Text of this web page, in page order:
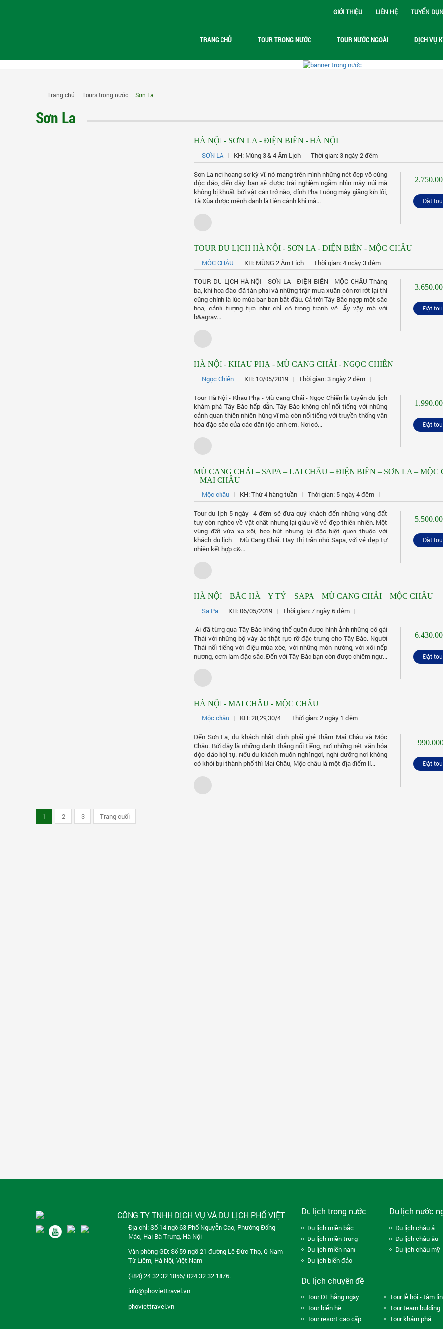
GIỚI THIỆU LIÊN HỆ TUYỂN
TRANG CHỦ TOUR TRONG NƯỚC TOUR NƯỚC NGOÀI DỊCH VỤ
Trang chủ Tours trong nước Sơn La
Sơn La
HÀ NỘI - SƠN LA - ĐIỆN BIÊN - HÀ NỘI
SƠN LA KH: Mùng 3 & 4 Âm Lịch Thời gian: 3 ngày 2 đêm
Sơn La nơi hoang sơ kỳ vĩ, nó mang trên mình những nét đẹp vô cùng
độc đáo, đến đây bạn sẽ được trải nghiệm ngắm nhìn mây núi mà
không bị khuất bởi vật cản trở nào, đỉnh Pha Luông mây giăng kín lối,
Tà Xùa được mênh danh là tiên cảnh khi mâ...
Đặt
TOUR DU LỊCH HÀ NỘI - SƠN LA - ĐIỆN BIÊN - MỘC CHÂU
MỘC CHÂU KH: MÙNG 2 Âm Lịch Thời gian: 4 ngày 3 đêm
TOUR DU LỊCH HÀ NỘI - SƠN LA - ĐIỆN BIÊN - MỘC CHÂU Tháng
ba, khi hoa đào đã tàn phai và những trận mưa xuân còn rơi rớt lại thì
cũng chính là lúc mùa ban ban bắt đầu. Cả trời Tây Bắc ngợp một sắc
hoa, cảnh tượng tựa như chỉ có trong tranh vẽ. Ấy vậy mà với
b&agrav...
Đặt
HÀ NỘI - KHAU PHẠ - MÙ CANG CHẢI - NGỌC CHIẾN
Ngọc Chiến KH: 10/05/2019 Thời gian: 3 ngày 2 đêm
Tour Hà Nội - Khau Phạ - Mù cang Chải - Ngọc Chiến là tuyến du lịch
khám phá Tây Bắc hấp dẫn. Tây Bắc không chỉ nổi tiếng với những
cảnh quan thiên nhiên hùng vĩ mà còn nổi tiếng với truyền thống văn
hóa đặc sắc của các dân tộc anh em. Nơi có...
Đặt
MÙ CANG CHẢI – SAPA – LAI CHÂU – ĐIỆN BIÊN – SƠN LA – MỘC
– MAI CHÂU
Mộc châu KH: Thứ 4 hàng tuần Thời gian: 5 ngày 4 đêm
Tour du lịch 5 ngày- 4 đêm sẽ đưa quý khách đến những vùng đất
tuy còn nghèo về vật chất nhưng lại giàu về vẻ đẹp thiên nhiên. Một
vùng đất vừa xa xôi, heo hút nhưng lại đặc biệt quen thuộc với
khách du lịch – Mù Cang Chải. Hay thị trấn nhỏ Sapa, với vẻ đẹp tự
nhiên kết hợp c&...
Đặt
HÀ NỘI – BẮC HÀ – Y TÝ – SAPA – MÙ CANG CHẢI – MỘC CHÂU
Sa Pa KH: 06/05/2019 Thời gian: 7 ngày 6 đêm
Ai đã từng qua Tây Bắc không thể quên được hình ảnh những cô gái
Thái với những bộ váy áo thật rực rỡ đặc trưng cho Tây Bắc. Người
Thái nổi tiếng với điệu múa xòe, với những món nướng, với xôi nếp
nương, cơm lam đặc sắc. Đến với Tây Bắc bạn còn được chiêm ngư...
Đặt
HÀ NỘI - MAI CHÂU - MỘC CHÂU
Mộc châu KH: 28,29,30/4 Thời gian: 2 ngày 1 đêm
Đến Sơn La, du khách nhất định phải ghé thăm Mai Châu và Mộc
Châu. Bởi đây là những danh thắng nổi tiếng, nơi những nét văn hóa
độc đáo hội tụ. Nếu du khách muốn nghỉ ngơi, nghỉ dưỡng nơi không
có khói bụi thành phố thì Mai Châu, Mộc châu là một địa điểm lí...
Đặt
1 2 3 Trang cuối
CÔNG TY TNHH DỊCH VỤ VÀ DU LỊCH PHỐ VIỆT
Địa chỉ: Số 14 ngõ 63 Phố Nguyễn Cao, Phường Đống
Mác, Hai Bà Trưng, Hà Nội
Văn phòng GD: Số 59 ngõ 21 đường Lê Đức Thọ, Q Nam
Từ Liêm, Hà Nội, Việt Nam
(+84) 24 32 32 1866/ 024 32 32 1876.
info@phoviettravel.vn
phoviettravel.vn
Du lịch trong nước
Du lịch miền bắc
Du lịch miền trung
Du lịch miền nam
Du lịch biển đảo
Du lịch nước
Du lịch châu á
Du lịch châu âu
Du lịch châu mỹ
Du lịch chuyên đề
Tour DL hằng ngày
Tour lễ hội - tâm
Tour biển hè
Tour team bulding
Tour resort cao cấp
Tour khám phá